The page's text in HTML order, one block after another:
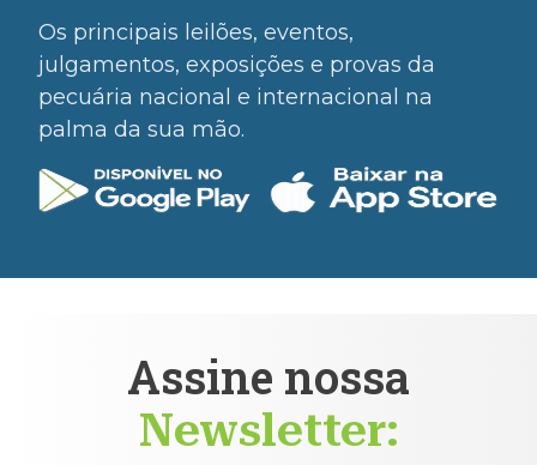
Os principais leilões, eventos,
julgamentos, exposições e provas da
pecuária nacional e internacional na
palma da sua mão.
Assine nossa
Newsletter: